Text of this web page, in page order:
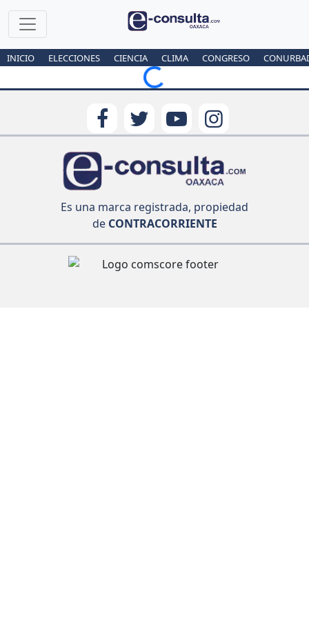
INICIO ELECCIONES CIENCIA CLIMA CONGRESO
Loading...
Es una marca registrada, propiedad
deCONTRACORRIENTE